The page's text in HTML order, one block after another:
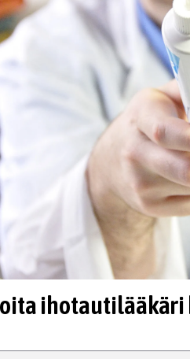
ihotautilääkäri